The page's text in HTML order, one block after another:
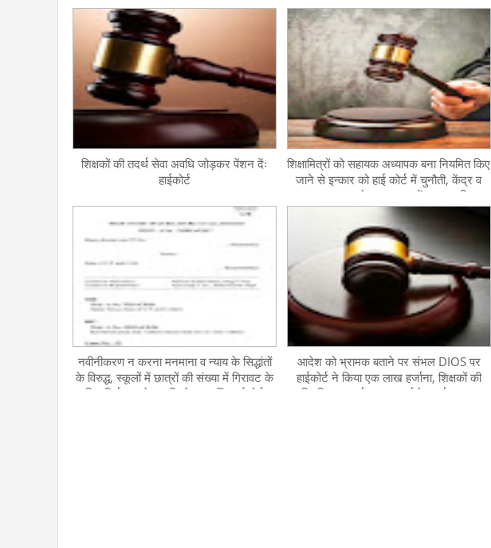
शिक्षकों की तदर्थ सेवा अवधि जोड़कर पेंशन देंः
हाईकोर्ट
शिक्षामित्रों को सहायक अध्यापक बना नियमित किए
जाने से इन्कार को हाई कोर्ट में चुनौती, केंद्र व
राज्य सरकार को चार सप्ताह में जवाब दाखिल
करने का निर्देश
नवीनीकरण न करना मनमाना व न्याय के सिद्धांतों
के विरुद्ध, स्कूलों में छात्रों की संख्या में गिरावट के
लिए सिर्फ अनुदेशक जिम्मेदार नहीं : हाईकोर्ट
आदेश को भ्रामक बताने पर संभल DIOS पर
हाईकोर्ट ने किया एक लाख हर्जाना, शिक्षकों की
नियुक्ति व तदर्थ प्रधानाचार्य के कार्यभार का